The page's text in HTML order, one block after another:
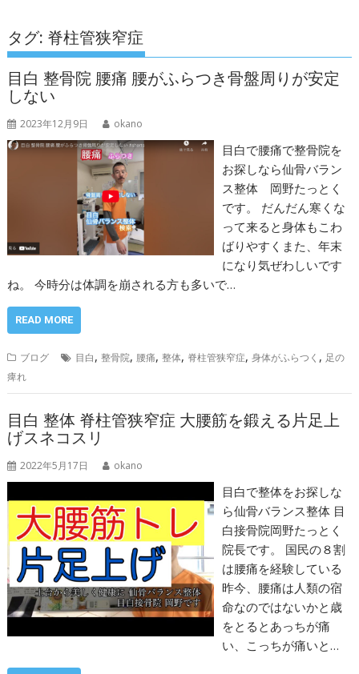
タグ: 脊柱管狭窄症
目白 整骨院 腰痛 腰がふらつき骨盤周りが安定
しない
2023年12月9日 okano
目白で腰痛で整骨院を
お探しなら仙骨バラン
ス整体 岡野たっとく
です。 だんだん寒くな
って来ると身体もこわ
ばりやすくまた、年末
になり気ぜわしいです
ね。 今時分は体調を崩される方も多いで…
READ MORE
ブログ 目白,整骨院, 腰痛,整体, 脊柱管狭窄症,身体がふらつく , 足の
痺れ
目白 整体 脊柱管狭窄症 大腰筋を鍛える片足上
げスネコスリ
2022年5月17日 okano
目白で整体をお探しな
ら仙骨バランス整体 目
白接骨院岡野たっとく
院長です。 国民の８割
は腰痛を経験している
昨今、腰痛は人類の宿
命なのではないかと歳
をとるとあっちが痛
い、こっちが痛いと…